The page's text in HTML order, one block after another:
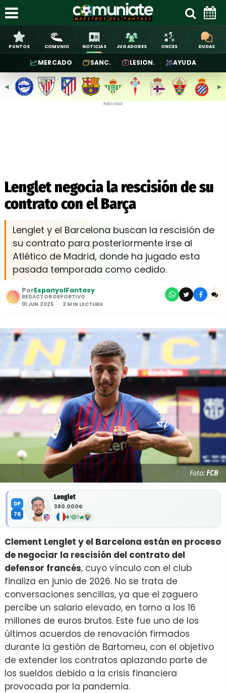
PUNTOS COMUNIO NOTICIAS JUGADORES ONCES DUDAS
MERCADO SANC. LESION. AYUDA
◀︎ ▶︎
Publicidad
Lenglet negocia la rescisión de su
contrato con el Barça
Lenglet y el Barcelona buscan la rescisión de
su contrato para posteriormente irse al
Atlético de Madrid, donde ha jugado esta
pasada temporada como cedido.
PorEspanyolFantasy
REDACTOR DEPORTIVO
01 JUN 2025
2 MIN LECTURA
Foto: FCB
DF
76
Lenglet
380.000€
1 0
Clement Lenglet y el Barcelona están en proceso
de negociar la rescisión del contrato del
defensor francés, cuyo vínculo con el club
finaliza en junio de 2026. No se trata de
conversaciones sencillas, ya que el zaguero
percibe un salario elevado, en torno a los 16
millones de euros brutos. Este fue uno de los
últimos acuerdos de renovación firmados
durante la gestión de Bartomeu, con el objetivo
de extender los contratos aplazando parte de
los sueldos debido a la crisis financiera
provocada por la pandemia.